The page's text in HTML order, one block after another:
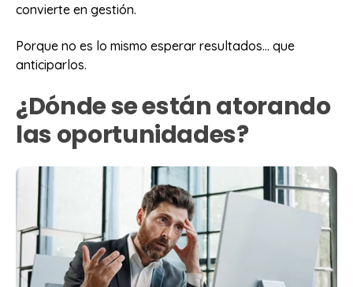
convierte en gestión.
Porque no es lo mismo esperar resultados… que
anticiparlos.
¿Dónde se están atorando
las oportunidades?